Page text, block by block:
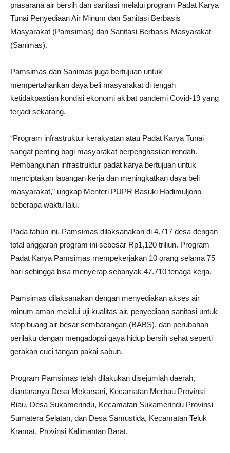
prasarana air bersih dan sanitasi melalui program Padat Karya
Tunai Penyediaan Air Minum dan Sanitasi Berbasis
Masyarakat (Pamsimas) dan Sanitasi Berbasis Masyarakat
(Sanimas).
Pamsimas dan Sanimas juga bertujuan untuk
mempertahankan daya beli masyarakat di tengah
ketidakpastian kondisi ekonomi akibat pandemi Covid-19 yang
terjadi sekarang.
“Program infrastruktur kerakyatan atau Padat Karya Tunai
sangat penting bagi masyarakat berpenghasilan rendah.
Pembangunan infrastruktur padat karya bertujuan untuk
menciptakan lapangan kerja dan meningkatkan daya beli
masyarakat,” ungkap Menteri PUPR Basuki Hadimuljono
beberapa waktu lalu.
Pada tahun ini, Pamsimas dilaksanakan di 4.717 desa dengan
total anggaran program ini sebesar Rp1,120 triliun. Program
Padat Karya Pamsimas mempekerjakan 10 orang selama 75
hari sehingga bisa menyerap sebanyak 47.710 tenaga kerja.
Pamsimas dilaksanakan dengan menyediakan akses air
minum aman melalui uji kualitas air, penyediaan sanitasi untuk
stop buang air besar sembarangan (BABS), dan perubahan
perilaku dengan mengadopsi gaya hidup bersih sehat seperti
gerakan cuci tangan pakai sabun.
Program Pamsimas telah dilakukan disejumlah daerah,
diantaranya Desa Mekarsari, Kecamatan Merbau Provinsi
Riau, Desa Sukamerindu, Kecamatan Sukamerindu Provinsi
Sumatera Selatan, dan Desa Samustida, Kecamatan Teluk
Kramat, Provinsi Kalimantan Barat.